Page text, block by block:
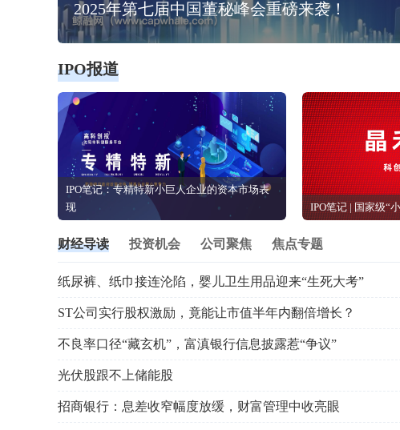
2025年第七届中国董秘峰会重磅来袭！
IPO报道
IPO笔记：专精特新小巨人企业的资本市场表
现
IPO笔记 | 国家级“
财经导读 投资机会 公司聚焦 焦点专题
纸尿裤、纸巾接连沦陷，婴儿卫生用品迎来“生死大考”
ST公司实行股权激励，竟能让市值半年内翻倍增长？
不良率口径“藏玄机”，富滇银行信息披露惹“争议”
光伏股跟不上储能股
招商银行：息差收窄幅度放缓，财富管理中收亮眼